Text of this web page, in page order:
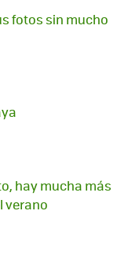
fotos sin mucho
hay mucha más
verano